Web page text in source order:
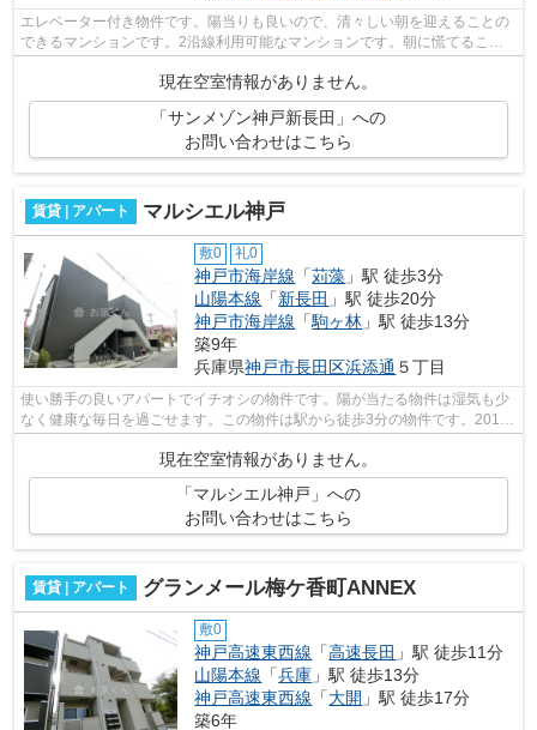
エレベーター付き物件です。陽当りも良いので、清々しい朝を迎えることの
できるマンションです。2沿線利用可能なマンションです。朝に慌てること
現在空室情報がありません。
「サンメゾン神戸新長田」への
お問い合わせはこちら
賃貸 | アパート マルシエル神戸
敷0 礼0
神戸市海岸線 「苅藻 」駅 徒歩3分
山陽本線 「新長田 」駅 徒歩20分
神戸市海岸線 「駒ヶ林 」駅 徒歩13分
築9年
兵庫県神戸市長田区浜添通 ５丁目
使い勝手の良いアパートでイチオシの物件です。陽が当たる物件は湿気も少
なく健康な毎日を過ごせます。この物件は駅から徒歩3分の物件です。2016
年築の物件です。気になる情報を見つけ...
現在空室情報がありません。
「マルシエル神戸」への
お問い合わせはこちら
賃貸 | アパート グランメール梅ケ香町ANNEX
敷0
神戸高速東西線 「高速長田 」駅 徒歩11分
山陽本線 「兵庫 」駅 徒歩13分
神戸高速東西線 「大開 」駅 徒歩17分
築6年